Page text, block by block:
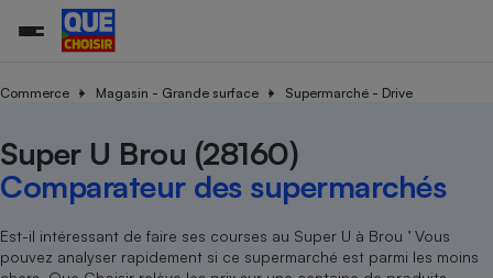
Commerce Magasin - Grande surface Supermarché - Drive
Super U Brou (28160)
Comparateur des supermarchés
Est-il intéressant de faire ses courses au Super U à Brou ’ Vous
pouvez analyser rapidement si ce supermarché est parmi les moins
Organismes de défense
Système judiciairegratuit
Achat - Vente - Travaux
Location
Démarche administrative
Senior
Train
Transport aérien
Toutes les actualités
Enquêtes
Guides d'achat
Conseils
Tous les services
Tous nos combats
Nos actions
Nos grandes victoires
Les billets de la présidente
L’association
Nos missions
Notre méthodologie
Notre financement